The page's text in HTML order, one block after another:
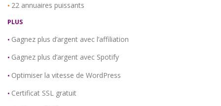
• 22 annuaires puissants
PLUS
• Gagnez plus d’argent avec l’affiliation
• Gagnez plus d’argent avec Spotify
• Optimiser la vitesse de WordPress
• Certificat SSL gratuit